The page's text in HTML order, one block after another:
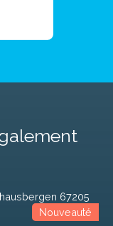
Nouveauté